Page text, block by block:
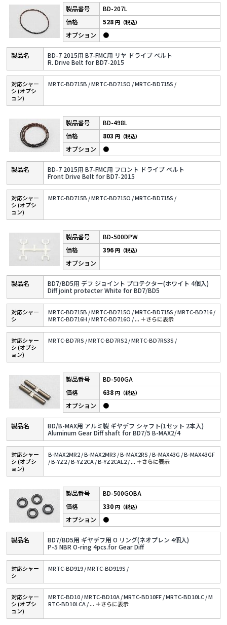
BD-207L
BD-7 2015用 B7-FMC用 リヤ ドライブ ベルト
R. Drive Belt for BD7-2015
528円（税込）
●
対応シャー
シ (オプシ
ョン)
MRTC-BD715B /MRTC-BD715O /MRTC-BD715S /
BD-498L
BD-7 2015用 B7-FMC用 フロント ドライブ ベルト
Front Drive Belt for BD7-2015
803円（税込）
●
対応シャー
シ (オプシ
ョン)
MRTC-BD715B /MRTC-BD715O /MRTC-BD715S /
BD-500DPW
BD7/BD5用 デフ ジョイント プロテクター(ホワイト 4個入)
Diff joint protecter White for BD7/BD5
396円（税込）
対応シャー
シ
MRTC-BD715B /MRTC-BD715O /MRTC-BD715S /MRTC-BD716 /
MRTC-BD716H /MRTC-BD716O /... ＋さらに表⽰
対応シャー
シ (オプシ
ョン)
MRTC-BD7RS /MRTC-BD7RS2 /MRTC-BD7RS3S /
BD-500GA
BD/B-MAX用 アルミ製 ギヤデフ シャフト(1セット 2本入)
Aluminum Gear Diff shaft for BD7/5 B-MAX2/4
638円（税込）
●
対応シャー
シ (オプシ
ョン)
B-MAX2MR2 /B-MAX2MR3 /B-MAX2RS /B-MAX43G /B-MAX43GF
/B-YZ2 /B-YZ2CA /B-YZ2CAL2 /... ＋さらに表⽰
BD-500GOBA
BD7/BD5用 ギヤデフ用 O リング(ネオプレン 4個入)
P-5 NBR O-ring 4pcs.for Gear Diff
330円（税込）
●
対応シャー
シ
MRTC-BD919 /MRTC-BD919S /
対応シャー
シ (オプシ
ョン)
MRTC-BD10 /MRTC-BD10A /MRTC-BD10FF /MRTC-BD10LC /M
RTC-BD10LCA /... ＋さらに表⽰